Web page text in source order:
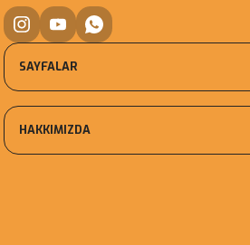
SAYFALAR
HAKKIMIZDA